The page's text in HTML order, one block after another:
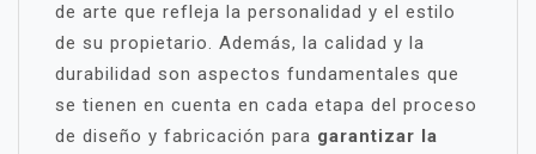
de arte que refleja la personalidad y el estilo
de su propietario. Además, la calidad y la
durabilidad son aspectos fundamentales que
se tienen en cuenta en cada etapa del proceso
de diseño y fabricación para garantizar la